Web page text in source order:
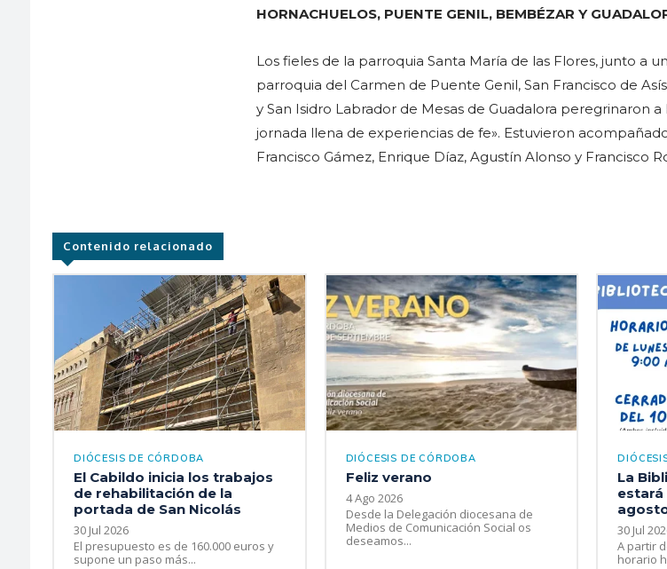
HORNACHUELOS, PUENTE GENIL, BEMBÉZAR Y
Los fieles de la parroquia Santa María de las Flores, junto a
parroquia del Carmen de Puente Genil, San Francisco de
y San Isidro Labrador de Mesas de Guadalora peregrinaron
jornada llena de experiencias de fe». Estuvieron
Francisco Gámez, Enrique Díaz, Agustín Alonso y Francisco
Contenido relacionado
DIÓCESIS DE CÓRDOBA
El Cabildo inicia los trabajos
de rehabilitación de la
portada de San Nicolás
30 Jul 2026
El presupuesto es de 160.000 euros y
supone un paso más...
DIÓCESIS DE CÓRDOBA
Feliz verano
4 Ago 2026
Desde la Delegación diocesana de
Medios de Comunicación Social os
deseamos...
La
estará
30 Jul
A partir
horario